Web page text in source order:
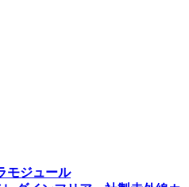
モジュール